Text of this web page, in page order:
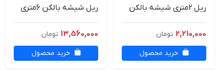
ریل 2متری شیشه بالکن
2,210,000 تومان
خرید محصول
ریل شیشه بالکن 6متری
13,560,000 تومان
خرید محصول